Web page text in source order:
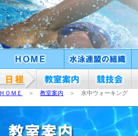
ＨＯＭＥ ＞ 教室案内 ＞ 水中ウォーキング